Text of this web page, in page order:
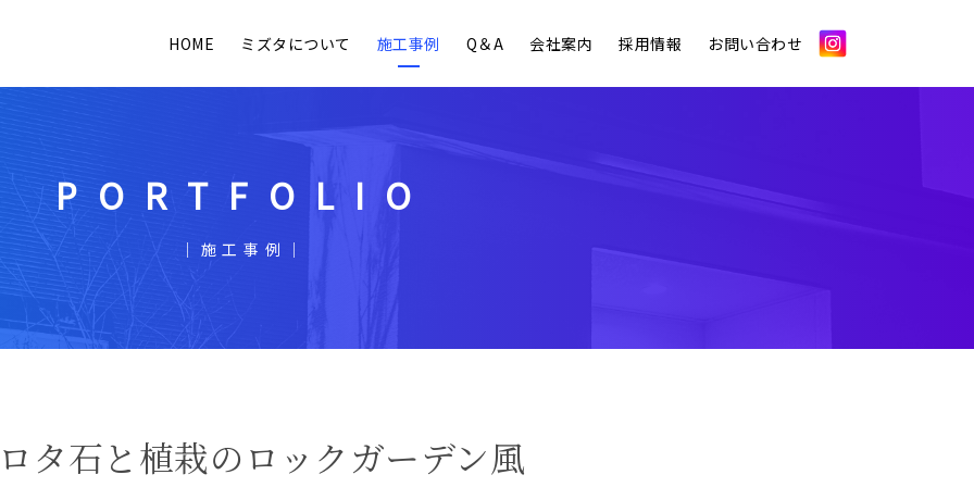
HOME ミズタについて 施工事例 Q＆A 会社案内 採用情報 お問い合わせ
PORTFOLIO
｜施工事例｜
タ石と植栽のロックガーデン風